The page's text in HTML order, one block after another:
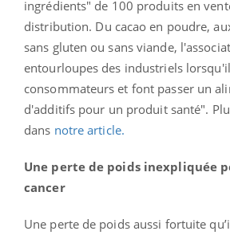
ingrédients" de 100 produits en
distribution. Du cacao en poudre,
sans gluten ou sans viande,
entourloupes des industriels
consommateurs et font passer un
d'additifs pour un produit santé".
dans notre article.
Une perte de poids inexpliquée
cancer
Une perte de poids aussi fortuite